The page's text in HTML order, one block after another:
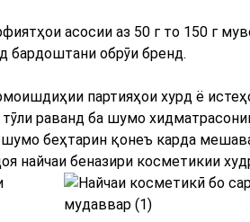
асосии аз 50 г то 150 г
бардоштани обрӯи бренд.
партияҳои хурд ё
раванд ба шумо
шумо беҳтарин қонеъ карда
найчаи беназири косметикии